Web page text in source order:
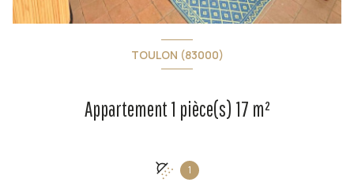
TOULON (83000)
Appartement 1 pièce(s) 17 m²
1